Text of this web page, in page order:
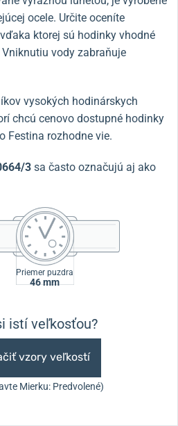
ocele. Určite oceníte
ktorej sú hodinky vhodné
vody zabraňuje
vysokých hodinárskych
chcú cenovo dostupné hodinky
Festina rozhodne vie.
3 sa často označujú aj ako
Priemer puzdra
46 mm
istí veľkosťou?
vzory veľkostí
Mierku: Predvolené)